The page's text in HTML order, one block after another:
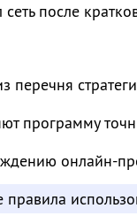
после
перечня
программу
онлайн-
правила